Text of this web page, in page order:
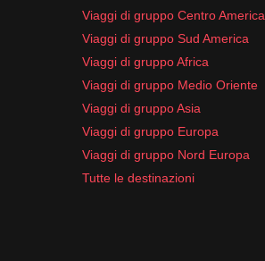
Viaggi di gruppo Centro America
Viaggi di gruppo Sud America
Viaggi di gruppo Africa
Viaggi di gruppo Medio Oriente
Viaggi di gruppo Asia
Viaggi di gruppo Europa
Viaggi di gruppo Nord Europa
Tutte le destinazioni